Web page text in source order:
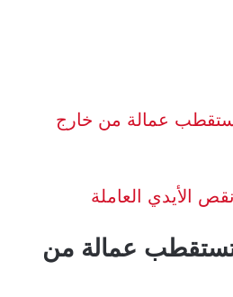
عمالة من خارج
الأيدي العاملة
عمالة من